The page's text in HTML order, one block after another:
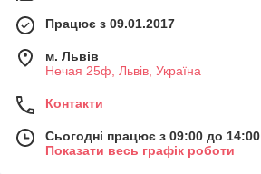
Працює з 09.01.2017
м. Львів
Нечая 25ф, Львів, Україна
Контакти
Сьогодні працює з 09:00 до 14:00
Показати весь графік роботи